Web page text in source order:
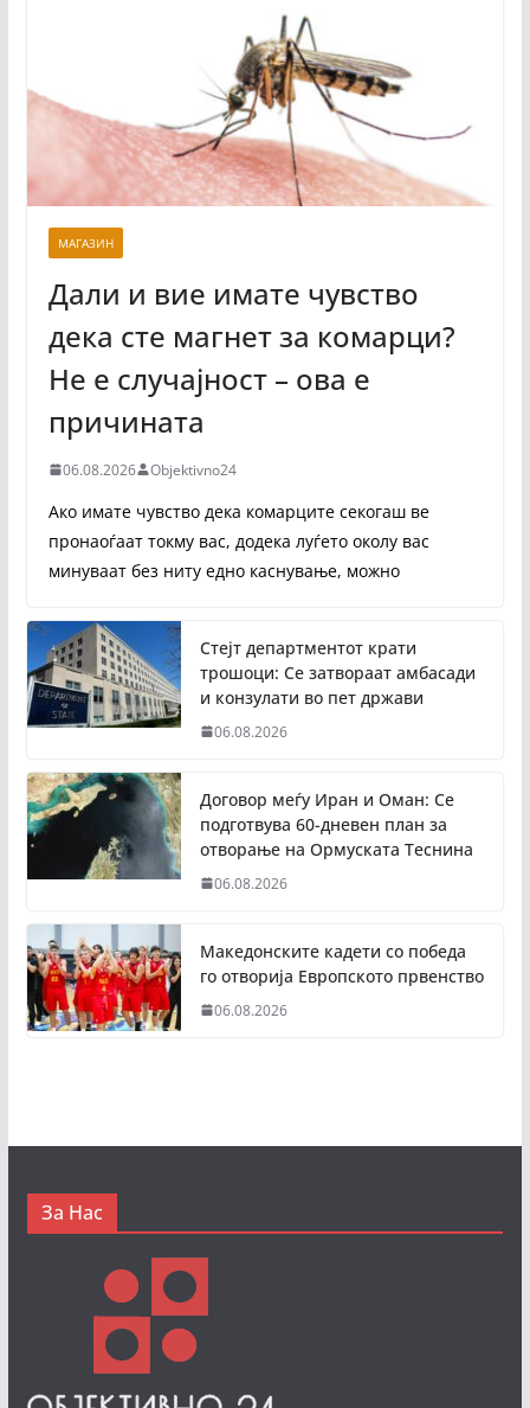
МАГАЗИН
Дали и вие имате чувство
дека сте магнет за комарци?
Не е случајност – ова е
причината
06.08.2026 Objektivno24
Ако имате чувство дека комарците секогаш ве
пронаоѓаат токму вас, додека луѓето околу вас
минуваат без ниту едно каснување, можно
Стејт департментот крати
трошоци: Се затвораат амбасади
и конзулати во пет држави
06.08.2026
Договор меѓу Иран и Оман: Се
подготвува 60-дневен план за
отворање на Ормуската Теснина
06.08.2026
Македонските кадети со победа
го отворија Европското првенство
06.08.2026
За Нас